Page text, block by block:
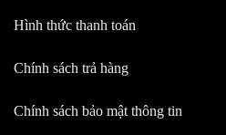
Hình thức thanh toán
Chính sách trả hàng
Chính sách bảo mật thông tin